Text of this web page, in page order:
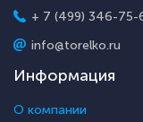
+ 7 (499) 346-75-
info@torelko.ru
Информация
О компании